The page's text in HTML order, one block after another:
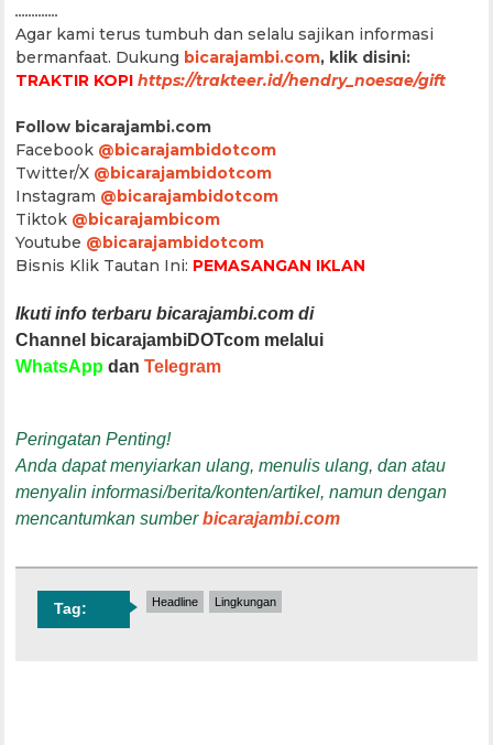
.............
Agar kami terus tumbuh dan selalu sajikan informasi
bermanfaat. Dukung bicarajambi.com, klik disini:
TRAKTIR KOPI https://trakteer.id/hendry_noesae/gift
Follow bicarajambi.com
Facebook @bicarajambidotcom
Twitter/X @bicarajambidotcom
Instagram @bicarajambidotcom
Tiktok @bicarajambicom
Youtube @bicarajambidotcom
Bisnis Klik Tautan Ini: PEMASANGAN IKLAN
Ikuti info terbaru bicarajambi.com di
Channel bicarajambiDOTcom melalui
WhatsApp danTelegram
Peringatan Penting!
Anda dapat menyiarkan ulang, menulis ulang, dan atau
menyalin informasi/berita/konten/artikel, namun dengan
mencantumkan sumberbicarajambi.com
Tag: Headline Lingkungan